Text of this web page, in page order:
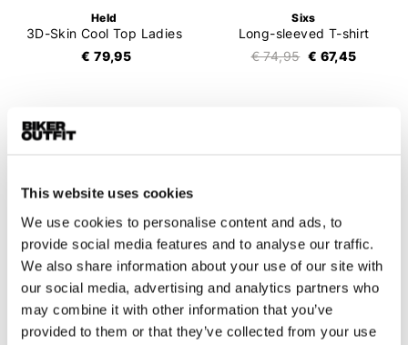
This website uses cookies
We use cookies to personalise content and ads, to
provide social media features and to analyse our traffic.
We also share information about your use of our site with
our social media, advertising and analytics partners who
may combine it with other information that you’ve
provided to them or that they’ve collected from your use
Held
3D-Skin Cool Top Ladies
€ 79,95
Sixs
Long-sleeved T-shirt
€ 74,95 € 67,45
Held Sixs